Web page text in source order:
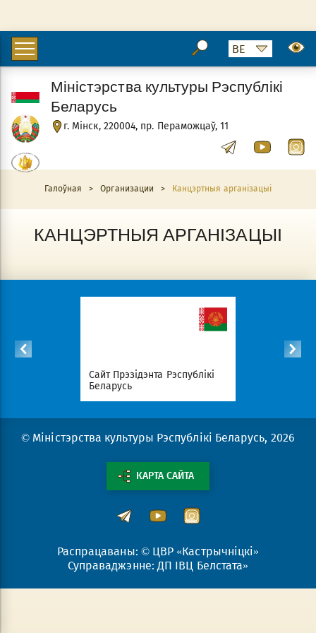
г. Мінск, 220004, пр. Пераможцаў, 11
Міністэрства культуры Рэспублікі
Беларусь
Галоўная > Организации > Канцэртныя арганізацыі
КАНЦЭРТНЫЯ АРГАНІЗАЦЫІ
Сайт Прэзідэнта Рэспублікі
Беларусь
© Міністэрства культуры Рэспублікі Беларусь, 2026
КАРТА САЙТА
Распрацаваны: © ЦВР «Кастрычніцкі»
Суправаджэнне: ДП ІВЦ Белстата»